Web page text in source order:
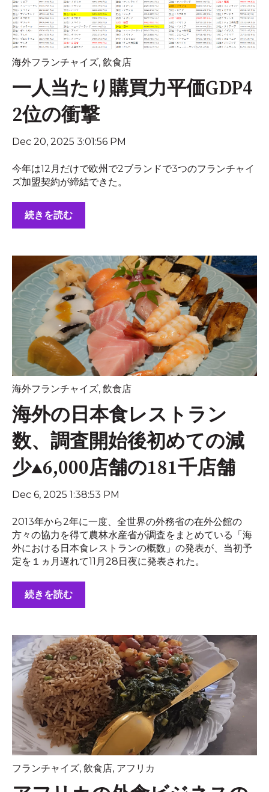
海外フランチャイズ, 飲食店
一人当たり購買力平価GDP4
2位の衝撃
Dec 20, 2025 3:01:56 PM
今年は12月だけで欧州で2ブランドで3つのフランチャイ
ズ加盟契約が締結できた。
続きを読む
海外フランチャイズ, 飲食店
海外の日本食レストラン
数、調査開始後初めての減
少▲6,000店舗の181千店舗
Dec 6, 2025 1:38:53 PM
2013年から2年に一度、全世界の外務省の在外公館の
方々の協力を得て農林水産省が調査をまとめている「海
外における日本食レストランの概数」の発表が、当初予
定を１ヵ月遅れて11月28日夜に発表された。
続きを読む
フランチャイズ, 飲食店, アフリカ